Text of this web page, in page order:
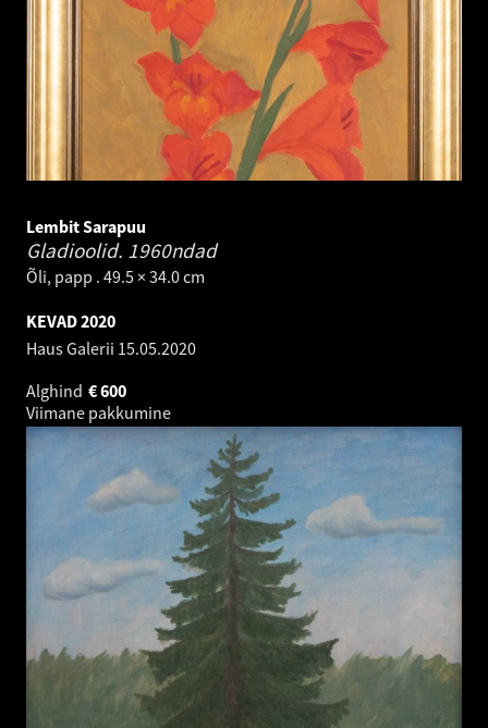
Lembit Sarapuu
Gladioolid. 1960ndad
Õli, papp . 49.5 × 34.0 cm
KEVAD 2020
Haus Galerii 15.05.2020
Alghind
600
€
Viimane pakkumine